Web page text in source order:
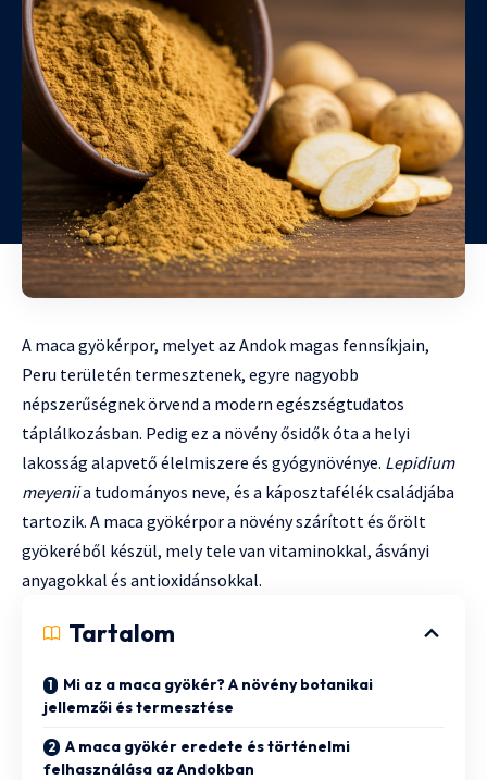
A maca gyökérpor, melyet az Andok magas fennsíkjain,
Peru területén termesztenek, egyre nagyobb
népszerűségnek örvend a modern egészségtudatos
táplálkozásban. Pedig ez a növény ősidők óta a helyi
lakosság alapvető élelmiszere és gyógynövénye. Lepidium
meyeniia tudományos neve, és a káposztafélék családjába
tartozik. A maca gyökérpor a növény szárított és őrölt
gyökeréből készül, mely tele van vitaminokkal, ásványi
anyagokkal és antioxidánsokkal.
Tartalom
Mi az a maca gyökér? A növény botanikai
jellemzői és termesztése
A maca gyökér eredete és történelmi
felhasználása az Andokban